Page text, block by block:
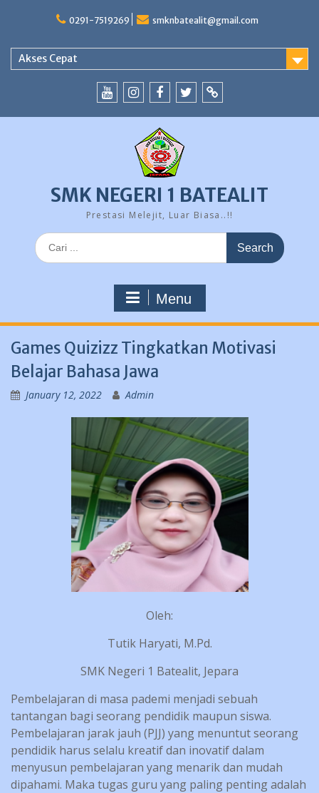
0291-7519269 smknbatealit@gmail.com
Akses Cepat
SMK NEGERI 1 BATEALIT
Prestasi Melejit, Luar Biasa..!!
Search
for:
Menu
Games Quizizz Tingkatkan Motivasi
Belajar Bahasa Jawa
January 12, 2022 Admin
Oleh:
Tutik Haryati, M.Pd.
SMK Negeri 1 Batealit, Jepara
Pembelajaran di masa pademi menjadi sebuah
tantangan bagi seorang pendidik maupun siswa.
Pembelajaran jarak jauh (PJJ) yang menuntut seorang
pendidik harus selalu kreatif dan inovatif dalam
menyusun pembelajaran yang menarik dan mudah
dipahami. Maka tugas guru yang paling penting adalah